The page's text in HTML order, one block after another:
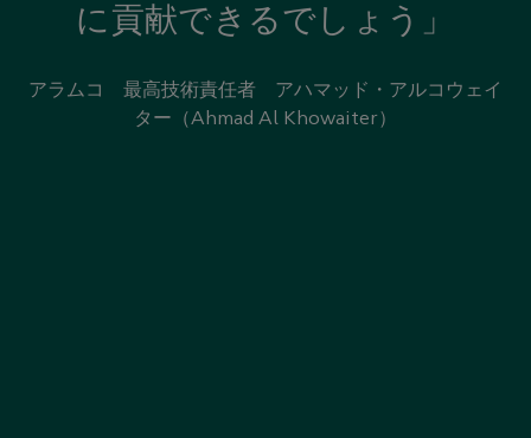
に貢献できるでしょう」
アラムコ 最高技術責任者 アハマッド・アルコウェイ
ター（Ahmad Al Khowaiter）